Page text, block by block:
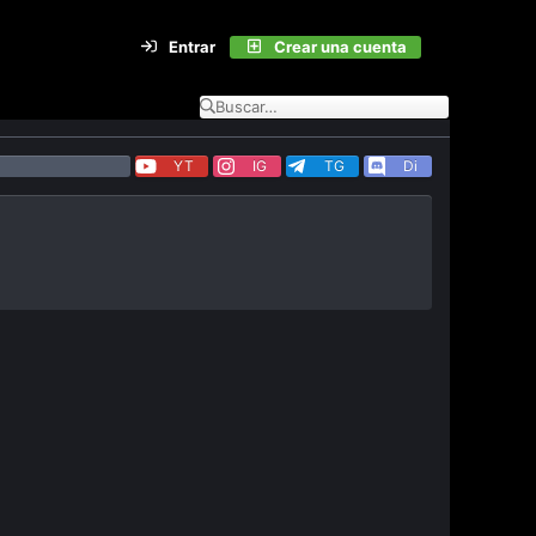
Entrar Crear una cuenta
YT IG TG Di